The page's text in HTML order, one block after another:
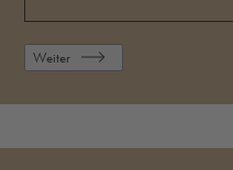
Weiter